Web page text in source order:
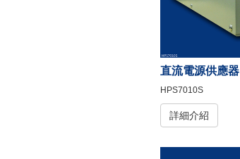
直流電源供應器
HPS7010S
詳細介紹